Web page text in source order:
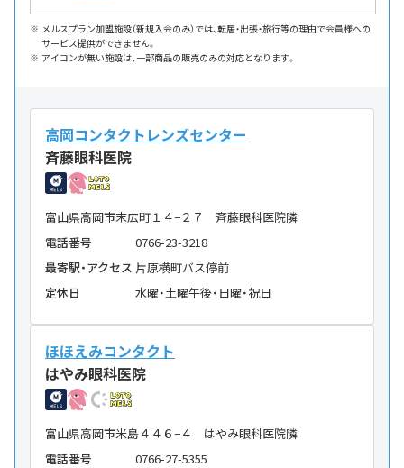
メルスプラン加盟施設（新規入会のみ）では、転居・出張・旅行等の理由で会員様への
サービス提供ができません。
アイコンが無い施設は、一部商品の販売のみの対応となります。
高岡コンタクトレンズセンター
斉藤眼科医院
富山県高岡市末広町１４−２７ 斉藤眼科医院隣
電話番号
0766-23-3218
最寄駅・アクセス 片原横町バス停前
定休日
水曜・土曜午後・日曜・祝日
ほほえみコンタクト
はやみ眼科医院
富山県高岡市米島４４６−４ はやみ眼科医院隣
電話番号
0766-27-5355